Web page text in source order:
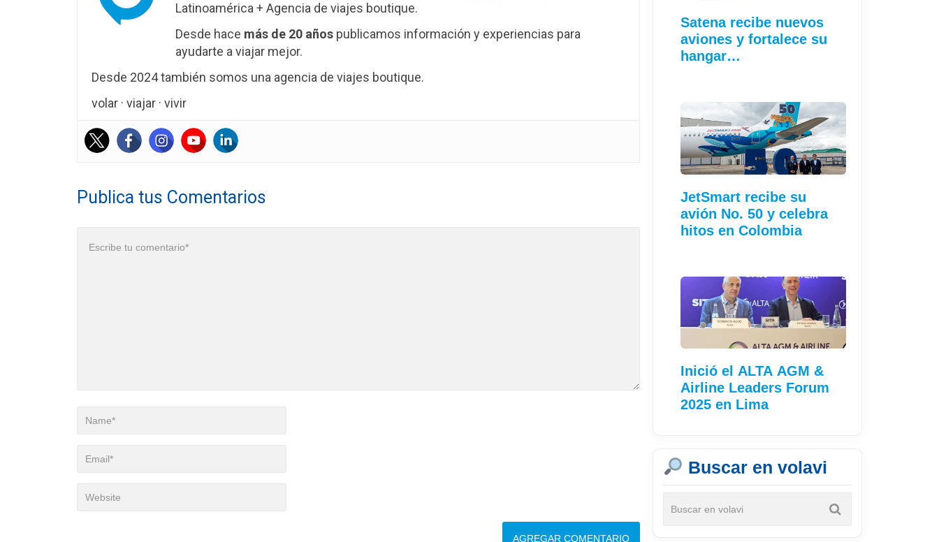
Latinoamérica + Agencia de viajes boutique.
Desde hace más de 20 años publicamos información y experiencias para
ayudarte a viajar mejor.
Desde 2024 también somos una agencia de viajes boutique.
volar · viajar · vivir
Publica tus Comentarios
Satena recibe nuevos
aviones y fortalece su
hangar…
JetSmart recibe su
avión No. 50 y celebra
hitos en Colombia
Inició el ALTA AGM &
Airline Leaders Forum
2025 en Lima
Buscar en volavi